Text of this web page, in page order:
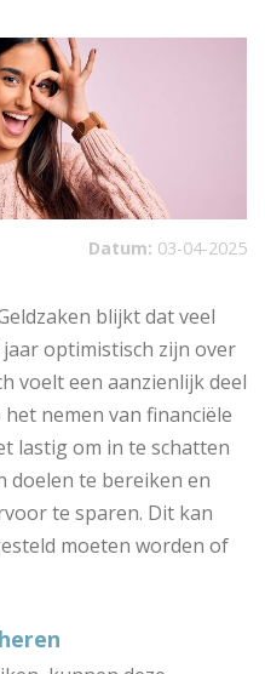
Datum: 03-04-2025
blijkt dat veel
optimistisch zijn over
voelt een aanzienlijk deel
nemen van financiële
lastig om in te schatten
doelen te bereiken en
te sparen. Dit kan
moeten worden of